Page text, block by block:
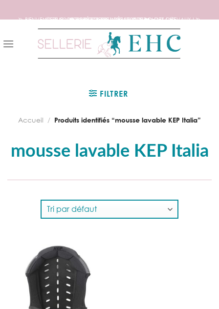
🦄 BIENVENUE SUR NOTRE SITE DEDIE AUX AMOUREUX DES CHEVAUX ! 🦄
📦 FRAIS DE PORT OFFERTS DÈS 150€ D’ACHATS ! 📦
❤️ EXPÉDITIONS WORLDWIDE ❤️
content
mousse lavable KEP Italia
Accueil / Produits identifiés “mousse lavable KEP Italia”
FILTRER